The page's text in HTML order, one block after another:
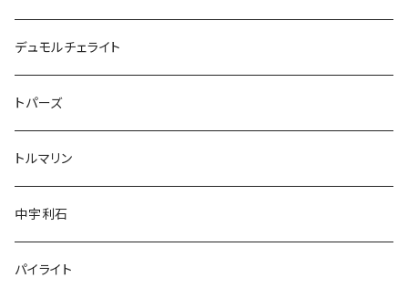
デュモルチェライト
トパーズ
トルマリン
中宇利石
パイライト